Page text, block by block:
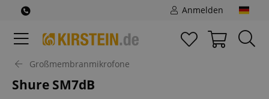
Anmelden
Großmembranmikrofone
Shure SM7dB